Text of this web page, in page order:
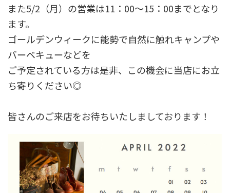
また5/2（月）の営業は11：00〜15：00までとなり
ます。
ゴールデンウィークに能勢で自然に触れキャンプや
バーベキューなどを
ご予定されている方は是非、この機会に当店にお立
ち寄りください◎
皆さんのご来店をお待ちいたしましております！